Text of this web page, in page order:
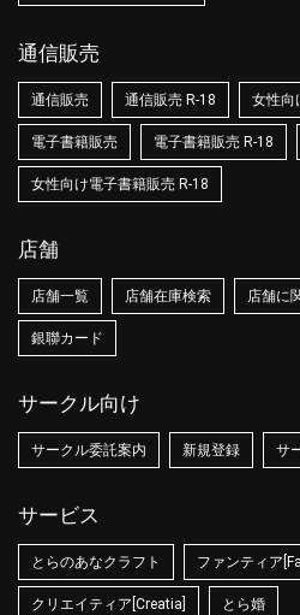
通信販売
通信販売 通信販売 R-18 女性向
電子書籍販売 電子書籍販売 R-18
女性向け電子書籍販売 R-18
店舗
店舗一覧 店舗在庫検索 店舗に
銀聯カード
サークル向け
サークル委託案内 新規登録 サ
サービス
とらのあなクラフト ファンティア
クリエイティア[Creatia] とら婚